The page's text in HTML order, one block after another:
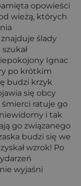
opowieści
wieżą, których
ślady
Ignac
po krótkim
budzi krzyk
się obcy
śmierci ratuje go
i tak
go związanego
budzi się we
wzrok! Po
wyjaśni